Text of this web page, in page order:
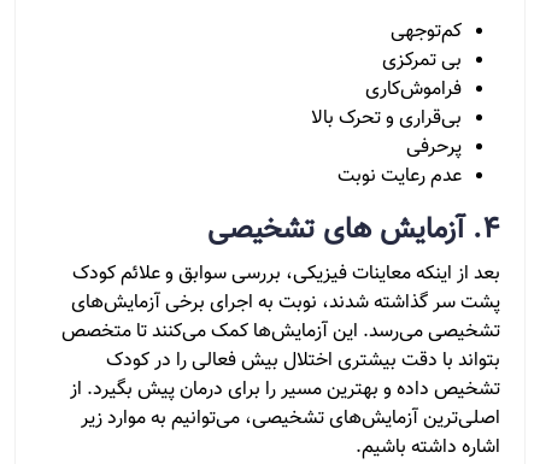
کم‌توجهی
بی تمرکزی
فراموش‌کاری
بی‌قراری و تحرک بالا
پرحرفی
عدم رعایت نوبت
4. آزمایش های تشخیصی
بعد از اینکه معاینات فیزیکی، بررسی سوابق و علائم کودک
پشت سر گذاشته شدند، نوبت به اجرای برخی آزمایش‌های
تشخیصی می‌رسد. این آزمایش‌ها کمک می‌کنند تا متخصص
بتواند با دقت بیشتری اختلال بیش فعالی را در کودک
تشخیص داده و بهترین مسیر را برای درمان پیش بگیرد. از
اصلی‌ترین آزمایش‌های تشخیصی، می‌توانیم به موارد زیر
اشاره داشته باشیم.